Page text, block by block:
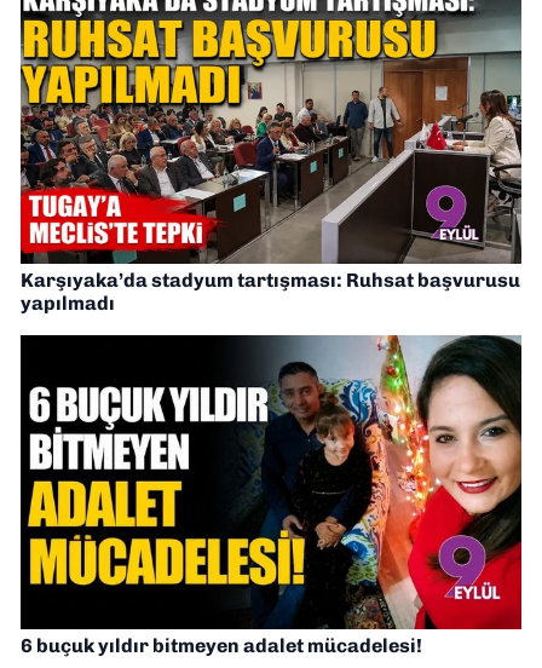
Karşıyaka’da stadyum tartışması: Ruhsat başvurusu
yapılmadı
6 buçuk yıldır bitmeyen adalet mücadelesi!